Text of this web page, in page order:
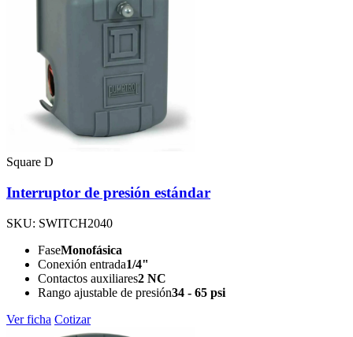
Square D
Interruptor de presión estándar
SKU: SWITCH2040
FaseMonofásica
Conexión entrada1/4"
Contactos auxiliares2 NC
Rango ajustable de presión34 - 65 psi
Ver ficha Cotizar